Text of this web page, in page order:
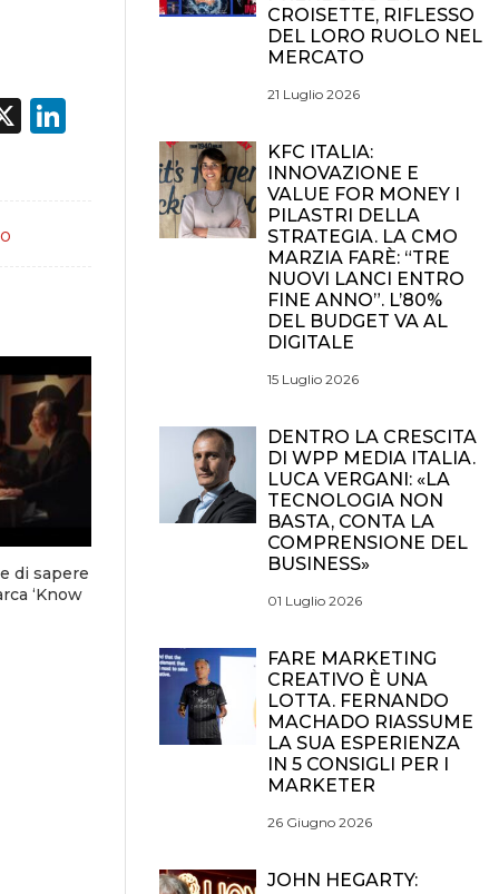
X LinkedIn
di sapere
‘Know
CROISETTE, RIFLESSO
DEL LORO RUOLO NEL
MERCATO
21 Luglio 2026
KFC ITALIA:
INNOVAZIONE E
VALUE FOR MONEY I
PILASTRI DELLA
STRATEGIA. LA CMO
MARZIA FARÈ: “TRE
NUOVI LANCI ENTRO
FINE ANNO”. L’80%
DEL BUDGET VA AL
DIGITALE
15 Luglio 2026
DENTRO LA CRESCITA
DI WPP MEDIA ITALIA.
LUCA VERGANI: «LA
TECNOLOGIA NON
BASTA, CONTA LA
COMPRENSIONE DEL
BUSINESS»
01 Luglio 2026
FARE MARKETING
CREATIVO È UNA
LOTTA. FERNANDO
MACHADO RIASSUME
LA SUA ESPERIENZA
IN 5 CONSIGLI PER I
MARKETER
26 Giugno 2026
JOHN HEGARTY: